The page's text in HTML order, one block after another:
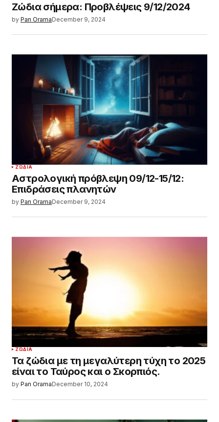
Ζώδια σήμερα: Προβλέψεις 9/12/2024
by Pan OramaDecember 9, 2024
ΖΏΔΙΑ
Αστρολογική πρόβλεψη 09/12-15/12:
Επιδράσεις πλανητών
by Pan OramaDecember 9, 2024
ΖΏΔΙΑ
Τα ζώδια με τη μεγαλύτερη τύχη το 2025
είναι το Ταύρος και ο Σκορπιός.
by Pan OramaDecember 10, 2024